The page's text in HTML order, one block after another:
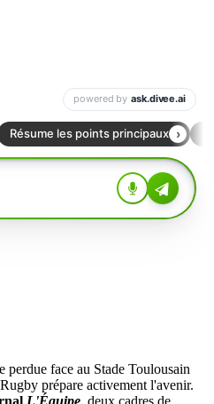
face au Stade Toulousain
prépare activement l'avenir.
L'Équipe, deux cadres de